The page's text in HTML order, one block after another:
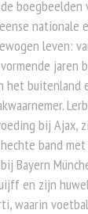
nationale
leven:
jaren
het buitenland
bij Ajax,
band
Bayern
en zijn
waarin